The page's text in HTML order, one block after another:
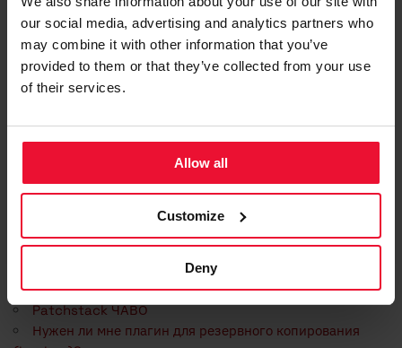
our social media, advertising and analytics partners who
may combine it with other information that you’ve
provided to them or that they’ve collected from your use
of their services.
Allow all
Customize
Deny
Updated on 23. Apr 2024
Tagged: elasticpress
Was this article helpful?
Related Articles
Перенос сайта WordPress в веб-хостинг Zone
Patchstack ЧАВО
Нужен ли мне плагин для резервного копирования